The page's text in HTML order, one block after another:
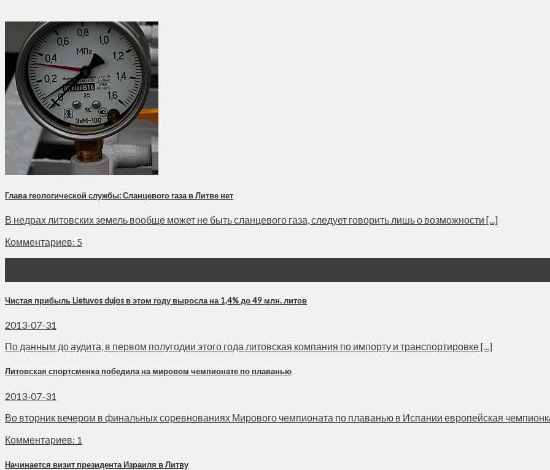
Глава геологической службы: Сланцевого газа в Литве нет
В недрах литовских земель вообще может не быть сланцевого газа, следует говорить лишь о возможности [...]
Комментариев: 5
Чистая прибыль Lietuvos dujos в этом году выросла на 1,4% до 49 млн. литов
2013-07-31
По данным до аудита, в первом полугодии этого года литовская компания по импорту и транспортировке [...]
Литовская спортсменка победила на мировом чемпионате по плаванью
2013-07-31
Во вторник вечером в финальных соревнованиях Мирового чемпионата по плаванью в Испании европейская
Комментариев: 1
Начинается визит президента Израиля в Литву